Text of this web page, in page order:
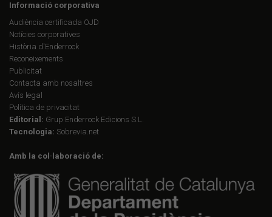
Informació corporativa
Audiència certificada OJD
Notícies corporatives
Història d'Enderrock
Reconeixements
Publicitat
Contacta amb nosaltres
Avís legal
Política de privacitat
Editorial: Grup Enderrock Edicions S.L.
Tecnologia: Sobrevia.net
Amb la col·laboració de: